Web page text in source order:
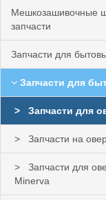
Мешкозашивочные
запчасти
Запчасти для
Запчасти для
Запчасти для
Запчасти на
Запчасти для
Minerva